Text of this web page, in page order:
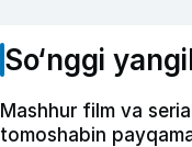
So‘nggi
Mashhur film va
tomoshabin